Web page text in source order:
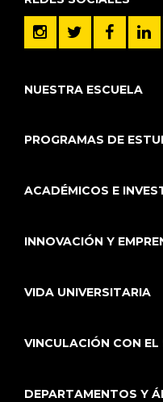
NUESTRA ESCUELA
PROGRAMAS DE
ACADÉMICOS E
INNOVACIÓN Y
VIDA UNIVERSITARIA
VINCULACIÓN CON EL
DEPARTAMENTOS Y